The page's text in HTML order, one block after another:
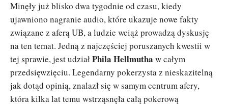
Minęły już blisko dwa tygodnie od czasu, kiedy
ujawniono nagranie audio, które ukazuje nowe fakty
związane z aferą UB, a ludzie wciąż prowadzą dyskusję
na ten temat. Jedną z najczęściej poruszanych kwestii w
tej sprawie, jest udziałPhila Hellmutha w całym
przedsięwzięciu. Legendarny pokerzysta z nieskazitelną
jak dotąd opinią, znalazł się w samym centrum afery,
która kilka lat temu wstrząsnęła całą pokerową